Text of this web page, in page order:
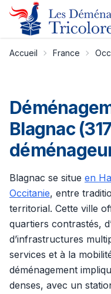
Accueil France
Blagnac
Blagnac se situe en
Occitanie, entre
territorial. Cette ville
quartiers contrastés,
d’infrastructures
services et à la
déménagement
denses, avec un